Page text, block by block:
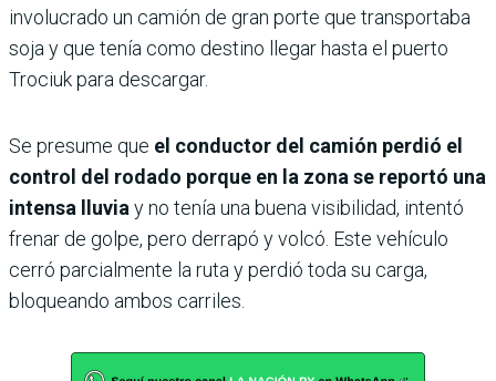
involucrado un camión de gran porte que transportaba
soja y que tenía como destino llegar hasta el puerto
Trociuk para descargar.
Se presume que el conductor del camión perdió el
control del rodado porque en la zona se reportó una
intensa lluvia y no tenía una buena visibilidad, intentó
frenar de golpe, pero derrapó y volcó. Este vehículo
cerró parcialmente la ruta y perdió toda su carga,
bloqueando ambos carriles.